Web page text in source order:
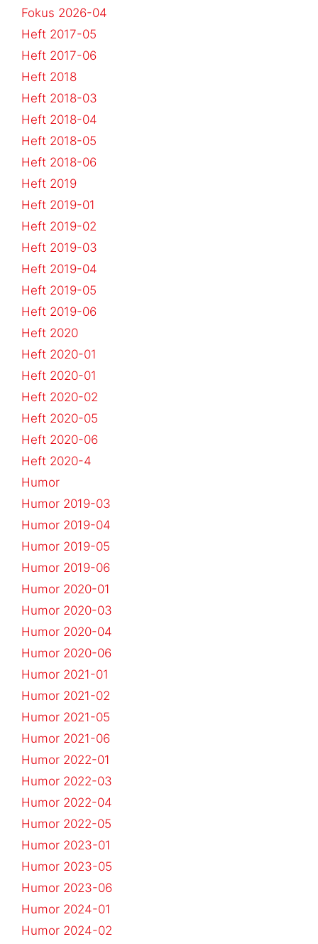
Fokus 2026-04
Heft 2017-05
Heft 2017-06
Heft 2018
Heft 2018-03
Heft 2018-04
Heft 2018-05
Heft 2018-06
Heft 2019
Heft 2019-01
Heft 2019-02
Heft 2019-03
Heft 2019-04
Heft 2019-05
Heft 2019-06
Heft 2020
Heft 2020-01
Heft 2020-01
Heft 2020-02
Heft 2020-05
Heft 2020-06
Heft 2020-4
Humor
Humor 2019-03
Humor 2019-04
Humor 2019-05
Humor 2019-06
Humor 2020-01
Humor 2020-03
Humor 2020-04
Humor 2020-06
Humor 2021-01
Humor 2021-02
Humor 2021-05
Humor 2021-06
Humor 2022-01
Humor 2022-03
Humor 2022-04
Humor 2022-05
Humor 2023-01
Humor 2023-05
Humor 2023-06
Humor 2024-01
Humor 2024-02